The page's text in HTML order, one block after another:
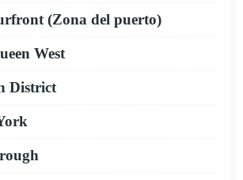
(Zona del puerto)
West
District